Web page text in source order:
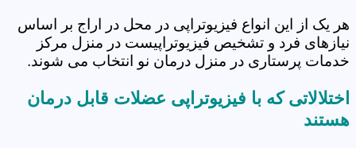
هر یک از این انواع فیزیوتراپی در محل در اراج بر اساس
نیازهای فرد و تشخیص فیزیوتراپیست در منزل مرکز
خدمات پرستاری در منزل درمان نو انتخاب می شوند.
اختلالاتی که با فیزیوتراپی عضلات قابل درمان
هستند